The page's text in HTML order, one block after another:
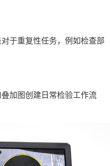
于重复性任务，例如检查部
加图创建日常检验工作流